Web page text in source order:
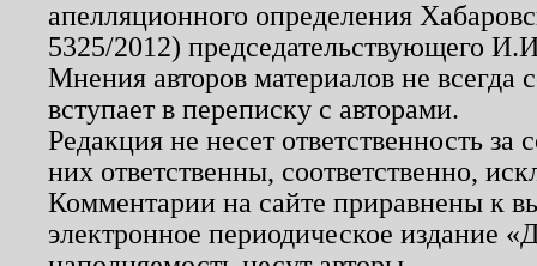
апелляционного определения
5325/2012) председательствующего
Мнения авторов материалов не
вступает в переписку с авторами.
Редакция не несет ответственность
них ответственны, соответственно,
Комментарии на сайте приравнены к
электронное периодическое издание